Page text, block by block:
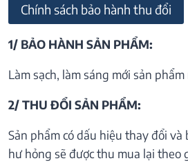
Chính sách bảo hành thu đổi
1/ BẢO HÀNH SẢN PHẨM:
Làm sạch, làm sáng mới sản
2/ THU ĐỔI SẢN PHẨM:
Sản phẩm có dấu hiệu thay đổi và
hư hỏng sẽ được thu mua lại theo